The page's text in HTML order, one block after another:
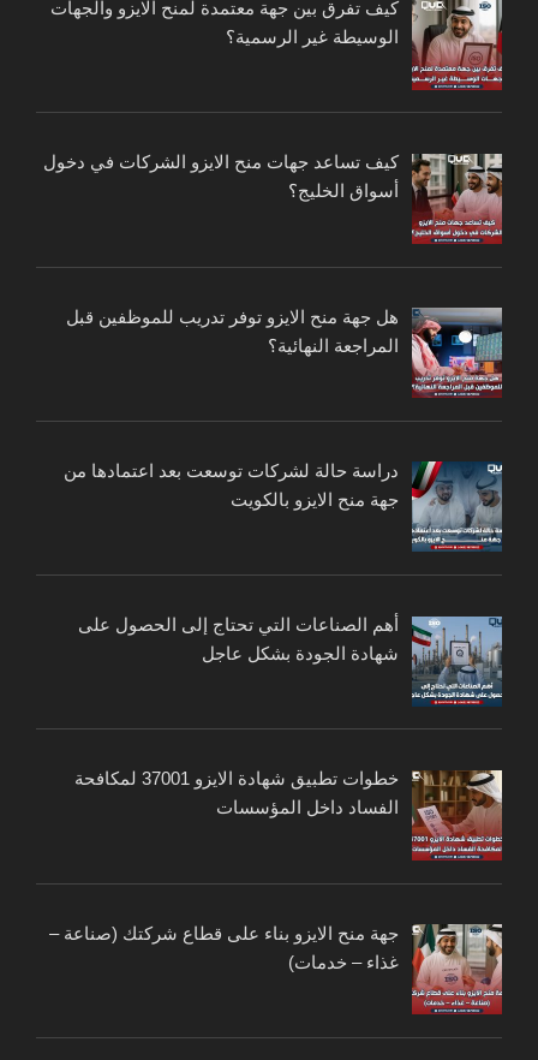
كيف تفرق بين جهة معتمدة لمنح الايزو والجهات
الوسيطة غير الرسمية؟
كيف تساعد جهات منح الايزو الشركات في دخول
أسواق الخليج؟
هل جهة منح الايزو توفر تدريب للموظفين قبل
المراجعة النهائية؟
دراسة حالة لشركات توسعت بعد اعتمادها من
جهة منح الايزو بالكويت
أهم الصناعات التي تحتاج إلى الحصول على
شهادة الجودة بشكل عاجل
خطوات تطبيق شهادة الايزو 37001 لمكافحة
الفساد داخل المؤسسات
جهة منح الايزو بناء على قطاع شركتك (صناعة –
غذاء – خدمات)